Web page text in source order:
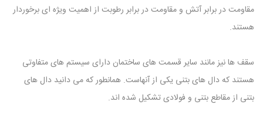
مقاومت در برابر آتش و مقاومت در برابر رطوبت از اهمیت ویژه ای برخوردار
هستند.
سقف ها نیز مانند سایر قسمت های ساختمان دارای سیستم های متفاوتی
هستند که دال های بتنی یکی از آنهاست. همانطور که می دانید دال های
بتنی از مقاطع بتنی و فولادی تشکیل شده اند.